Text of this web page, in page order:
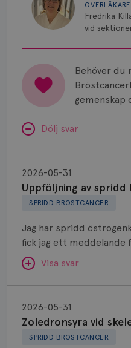
Fredrika
vid
Malmö/
Behöver du
gemenskap
Dölj svar
SPRIDD BRÖSTCANCER
Uppföljning av
2026-05-31
Jag har spridd
fick jag ett meddelande
sjukhus i Jönköping om
årlig mammografi. Jag
känts som en pålitlig
bröstcancer ha någon
sjukvården?
Visa svar
SVAR:
Hej. Vi brukar inte göra
patienter som har
spridd
bröstcancer
SPRIDD BRÖSTCANCER
Zoledronsyra vid
2026-05-31
skelettmetastaser